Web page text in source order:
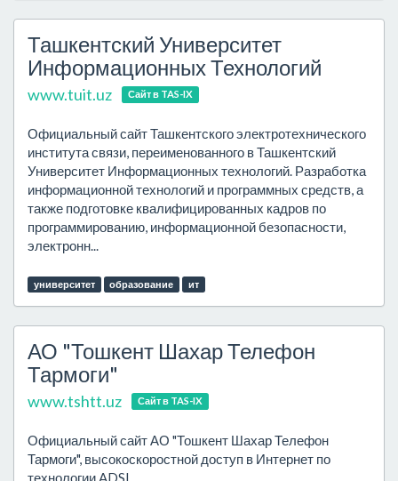
Ташкентский Университет
Информационных Технологий
www.tuit.uz Сайт в TAS-IX
Официальный сайт Ташкентского электротехнического
института связи, переименованного в Ташкентский
Университет Информационных технологий. Разработка
информационной технологий и программных средств, а
также подготовке квалифицированных кадров по
программированию, информационной безопасности,
электронн...
университет образование ит
АО "Тошкент Шахар Телефон
Тармоги"
www.tshtt.uz Сайт в TAS-IX
Официальный сайт АО "Тошкент Шахар Телефон
Тармоги", высокоскоростной доступ в Интернет по
технологии ADSL.